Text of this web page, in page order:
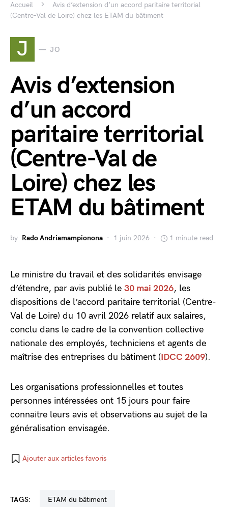
Accueil
Avis d’extension d’un accord paritaire territorial
(Centre-Val de Loire) chez les ETAM du bâtiment
J JO
Avis d’extension
d’un accord
paritaire territorial
(Centre-Val de
Loire) chez les
ETAM du bâtiment
by Rado Andriamampionona 1 juin 2026 1 minute read
Le ministre du travail et des solidarités envisage
d’étendre, par avis publié le 30 mai 2026, les
dispositions de l’accord paritaire territorial (Centre-
Val de Loire) du 10 avril 2026 relatif aux salaires,
conclu dans le cadre de la convention collective
nationale des employés, techniciens et agents de
maîtrise des entreprises du bâtiment (IDCC 2609).
Les organisations professionnelles et toutes
personnes intéressées ont 15 jours pour faire
connaitre leurs avis et observations au sujet de la
généralisation envisagée.
Ajouter aux articles favoris
TAGS: ETAM du bâtiment